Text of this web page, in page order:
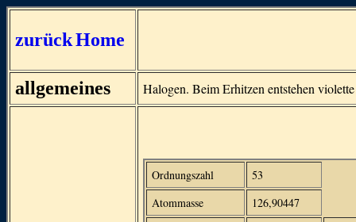
zurückHome
allgemeines Halogen. Beim Erhitzen entstehen
Ordnungszahl
53
Atommasse
126,90447